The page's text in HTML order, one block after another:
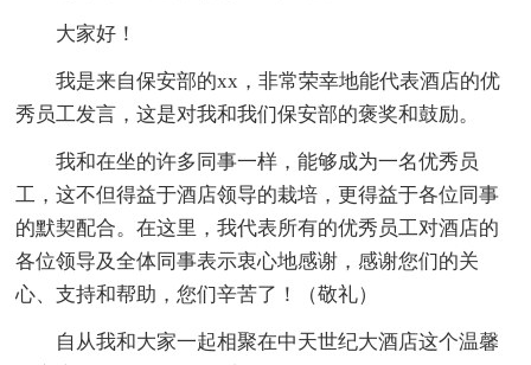
大家好！
我是来自保安部的xx，非常荣幸地能代表酒店的优
秀员工发言，这是对我和我们保安部的褒奖和鼓励。
我和在坐的许多同事一样，能够成为一名优秀员
工，这不但得益于酒店领导的栽培，更得益于各位同事
的默契配合。在这里，我代表所有的优秀员工对酒店的
各位领导及全体同事表示衷心地感谢，感谢您们的关
心、支持和帮助，您们辛苦了！（敬礼）
自从我和大家一起相聚在中天世纪大酒店这个温馨